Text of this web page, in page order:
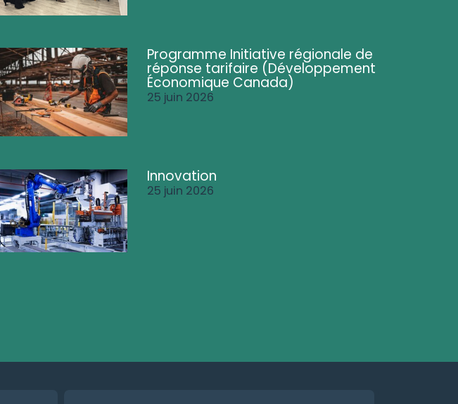
Programme Initiative régionale de
réponse tarifaire (Développement
Économique Canada)
25 juin 2026
Innovation
25 juin 2026